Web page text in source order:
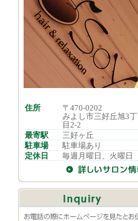
住所
〒470-0202
みよし市三好丘旭3丁
目2-2
最寄駅
三好ヶ丘
駐車場
駐車場あり
定休日
毎週月曜日、火曜日